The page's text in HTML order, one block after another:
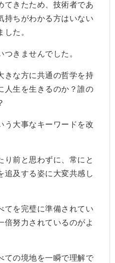
てきたため、技術者であ
持ちがわかる方はいない
た。
きませんでした。
きな方に共通の哲学を持
人生を生きるのか？誰の
う大事なキーワードを改
り前と思わずに、常にと
追及する姿に大変共感し
てを完璧に準備されてい
倍努力されているのがよ
ての境地を一瞬で理解で